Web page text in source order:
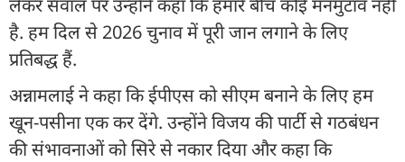
है. हम दिल से 2026 चुनाव में पूरी जान लगाने के लिए
प्रतिबद्ध हैं.
अन्नामलाई ने कहा कि ईपीएस को सीएम बनाने के लिए हम
खून-पसीना एक कर देंगे. उन्होंने विजय की पार्टी से गठबंधन
की संभावनाओं को सिरे से नकार दिया और कहा कि